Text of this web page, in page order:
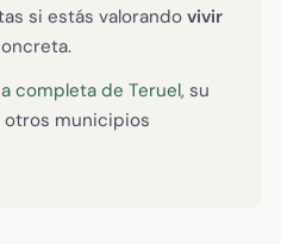
si estás valorando vivir
completa de Teruel, su
municipios